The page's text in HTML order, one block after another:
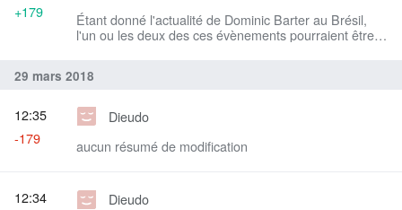
Étant donné l'actualité de Dominic Barter au Brésil,
l'un ou les deux des ces évènements pourraient être
+179
29 mars 2018
Dieudo
aucun résumé de modification
12:35
-179
Dieudo
12:34